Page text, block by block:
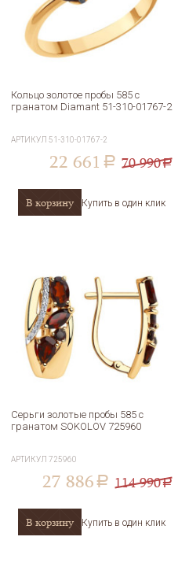
Кольцо золотое пробы 585 с
гранатом Diamant 51-310-01767-2
АРТИКУЛ51-310-01767-2
22 661 a 70 990a
В корзину Купить в один клик
Серьги золотые пробы 585 с
гранатом SOKOLOV 725960
АРТИКУЛ725960
27 886 a 114 990a
В корзину Купить в один клик